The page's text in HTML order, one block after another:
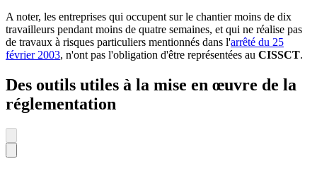
A noter, les entreprises qui occupent sur le chantier moins de dix
travailleurs pendant moins de quatre semaines, et qui ne réalise pas
de travaux à risques particuliers mentionnés dans l'arrêté du 25
février 2003, n'ont pas l'obligation d'être représentées au CISSCT.
Des outils utiles à la mise en œuvre de la
réglementation